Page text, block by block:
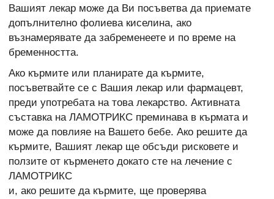
Вашият лекар може да Ви посъветва да приемате
допълнително фолиева киселина, ако
възнамерявате да забременеете и по време на
бременността.
Ако кърмите или планирате да кърмите,
посъветвайте се с Вашия лекар или фармацевт,
преди употребата на това лекарство. Активната
съставка на ЛАМОТРИКС преминава в кърмата и
може да повлияе на Вашето бебе. Ако решите да
кърмите, Вашият лекар ще обсъди рисковете и
ползите от кърменето докато сте на лечение с
ЛАМОТРИКС
и, ако решите да кърмите, ще проверява